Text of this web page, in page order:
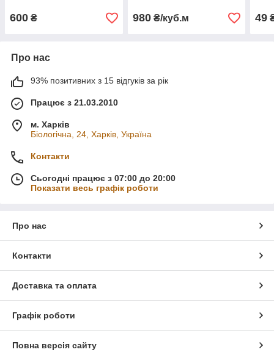
600 ₴ 980₴/куб.м 49
Про нас
93% позитивних з 15 відгуків за рік
Працює з 21.03.2010
м. Харків
Біологічна, 24, Харків, Україна
Контакти
Сьогодні працює з 07:00 до 20:00
Показати весь графік роботи
Про нас
Контакти
Доставка та оплата
Графік роботи
Повна версія сайту